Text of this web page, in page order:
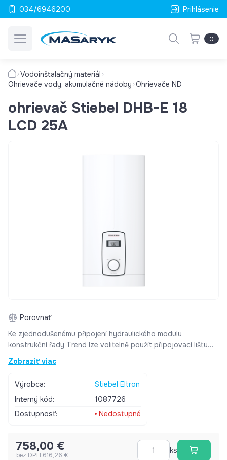
034/6946200 Prihlásenie
0
Vodoinštalačný materiál
Ohrievače vody, akumulačné nádoby Ohrievače ND
ohrievač Stiebel DHB-E 18
LCD 25A
Porovnať
Ke zjednodušenému připojení hydraulického modulu
konstrukční řady Trend lze volitelně použít připojovací lištu
ASL-HM nebo AS-HM Trend. Technická data Výška 285 mm
Šířka 580 mm Hloubka 215 mm Hmotnost 4,50 kg Připojení 28
Zobraziť viac
Výrobca:
Stiebel Eltron
Interný kód:
1087726
Dostupnosť:
Nedostupné
758,00 €
bez DPH 616,26 €
ks